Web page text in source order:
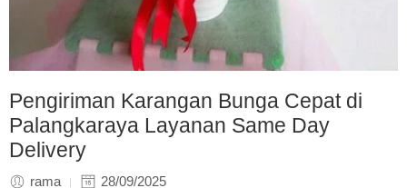
Pengiriman Karangan Bunga Cepat di
Palangkaraya Layanan Same Day
Delivery
rama 28/09/2025